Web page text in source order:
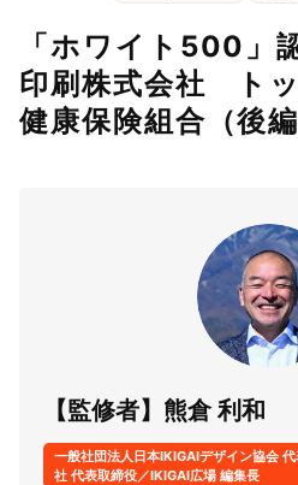
「ホワイト500」
印刷株式会社 ト
健康保険組合（後編
【監修者】熊倉 利和
一般社団法人日本IKIGAIデザイン協会
社 代表取締役／IKIGAI広場 編集長